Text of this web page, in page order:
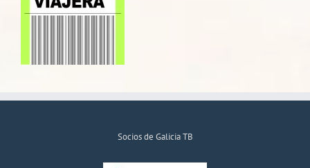
Socios de Galicia TB